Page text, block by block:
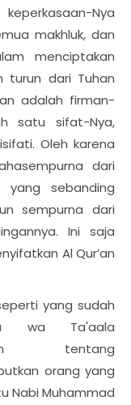
Nya
makhluk, dan
menciptakan
turun dari Tuhan
adalah firman-
satu sifat-Nya,
Oleh karena
dari
sebanding
sempurna dari
Ini saja
Al Qur’an
yang sudah
wa Ta'aala
tentang
orang yang
Nabi Muhammad